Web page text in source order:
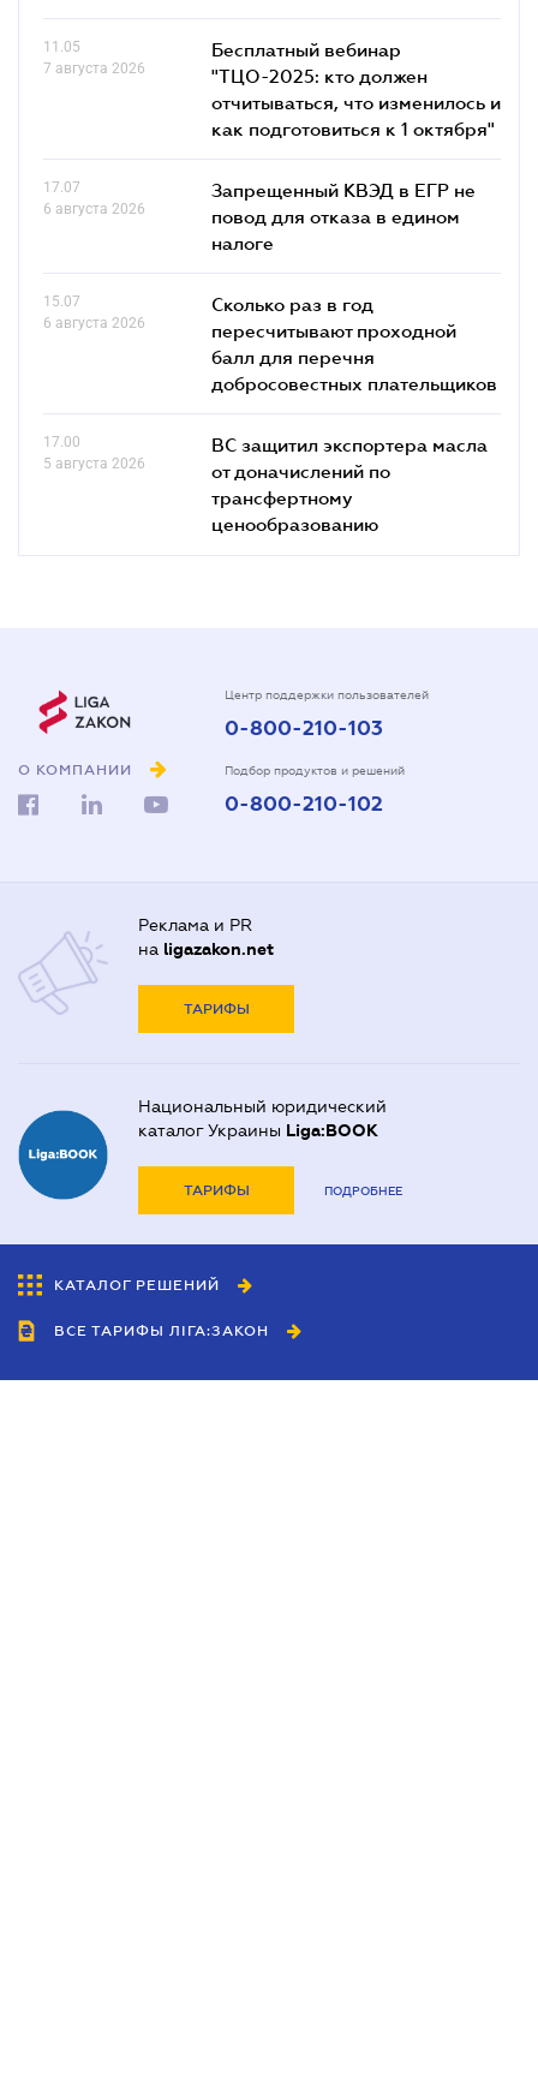
11.05
7 августа 2026
Бесплатный вебинар
"ТЦО-2025: кто должен
отчитываться, что изменилось и
как подготовиться к 1 октября"
17.07
6 августа 2026
Запрещенный КВЭД в ЕГР не
повод для отказа в едином
налоге
15.07
6 августа 2026
Сколько раз в год
пересчитывают проходной
балл для перечня
добросовестных плательщиков
17.00
5 августа 2026
ВС защитил экспортера масла
от доначислений по
трансфертному
ценообразованию
О КОМПАНИИ
Центр поддержки пользователей
0-800-210-103
Подбор продуктов и решений
0-800-210-102
Реклама и PR
на ligazakon.net
ТАРИФЫ
Национальный юридический
каталог Украины Liga:BOOK
ТАРИФЫ ПОДРОБНЕЕ
КАТАЛОГ РЕШЕНИЙ
ВСЕ ТАРИФЫ ЛІГА:ЗАКОН